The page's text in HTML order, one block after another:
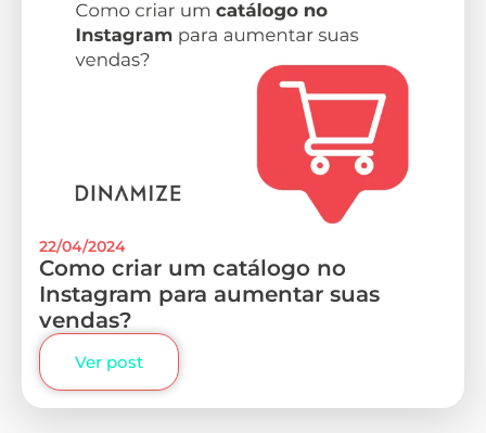
22/04/2024
Como criar um catálogo no
Instagram para aumentar suas
vendas?
Ver post